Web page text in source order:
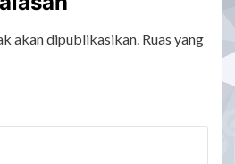
akan dipublikasikan. Ruas yang